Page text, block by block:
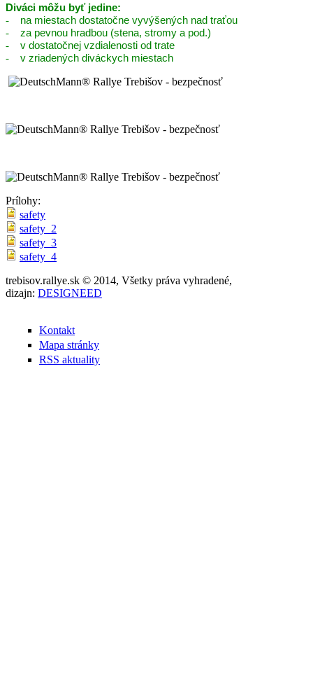
Diváci môžu byť jedine:
-
na miestach dostatočne vyvýšených nad traťou
-
za pevnou hradbou (stena, stromy a pod.)
-
v dostatočnej vzdialenosti od trate
-
v zriadených diváckych miestach
Prílohy:
safety
safety_2
safety_3
safety_4
trebisov.rallye.sk © 2014, Všetky práva vyhradené,
dizajn: DESIGNEED
Kontakt
Mapa stránky
RSS aktuality